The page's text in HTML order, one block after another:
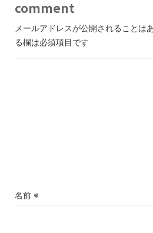
comment
メールアドレスが公開されることは
る欄は必須項目です
名前 ※